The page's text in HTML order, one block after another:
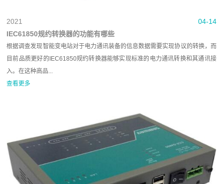
04-14
2021
IEC61850规约转换器的功能有哪些
根据调查发现智能变电站对于电力通讯装备的信息数据需要实现协议的转换，而
目前品质更好的IEC61850规约转换器能够实现标准的电力通讯转换和其通讯接
入。在这种高品...
查看更多